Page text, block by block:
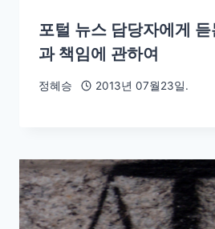
포털 뉴스 담당자에게
과 책임에 관하여
정혜승 2013년 07월23일.